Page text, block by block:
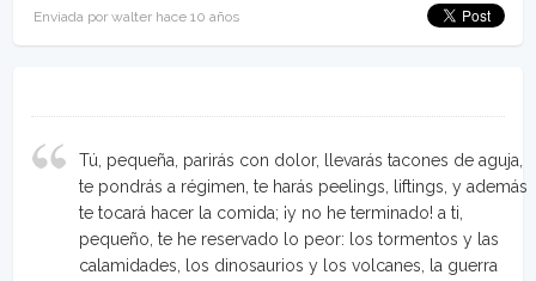
Enviada por walter hace 10 años
Tú, pequeña, parirás con dolor, llevarás tacones de aguja,
te pondrás a régimen, te harás peelings, liftings, y además
te tocará hacer la comida; ¡y no he terminado! a ti,
pequeño, te he reservado lo peor: los tormentos y las
calamidades, los dinosaurios y los volcanes, la guerra